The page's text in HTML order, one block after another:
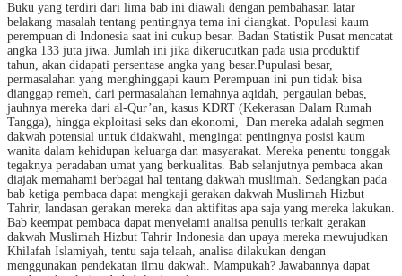
Buku yang terdiri dari lima bab ini diawali dengan pembahasan latar
belakang masalah tentang pentingnya tema ini diangkat. Populasi kaum
perempuan di Indonesia saat ini cukup besar. Badan Statistik Pusat mencatat
angka 133 juta jiwa. Jumlah ini jika dikerucutkan pada usia produktif
tahun, akan didapati persentase angka yang besar.Pupulasi besar,
permasalahan yang menghinggapi kaum Perempuan ini pun tidak bisa
dianggap remeh, dari permasalahan lemahnya aqidah, pergaulan bebas,
jauhnya mereka dari al-Qur’an, kasus KDRT (Kekerasan Dalam Rumah
Tangga), hingga ekploitasi seks dan ekonomi, Dan mereka adalah segmen
dakwah potensial untuk didakwahi, mengingat pentingnya posisi kaum
wanita dalam kehidupan keluarga dan masyarakat. Mereka penentu tonggak
tegaknya peradaban umat yang berkualitas. Bab selanjutnya pembaca akan
diajak memahami berbagai hal tentang dakwah muslimah. Sedangkan pada
bab ketiga pembaca dapat mengkaji gerakan dakwah Muslimah Hizbut
Tahrir, landasan gerakan mereka dan aktifitas apa saja yang mereka lakukan.
Bab keempat pembaca dapat menyelami analisa penulis terkait gerakan
dakwah Muslimah Hizbut Tahrir Indonesia dan upaya mereka mewujudkan
Khilafah Islamiyah, tentu saja telaah, analisa dilakukan dengan
menggunakan pendekatan ilmu dakwah. Mampukah? Jawabannya dapat